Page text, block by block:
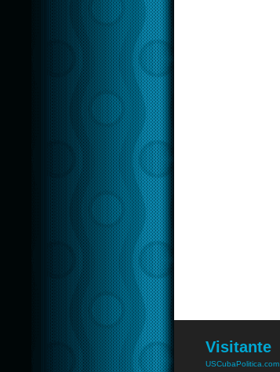
Visitante
USCubaPolitica.com